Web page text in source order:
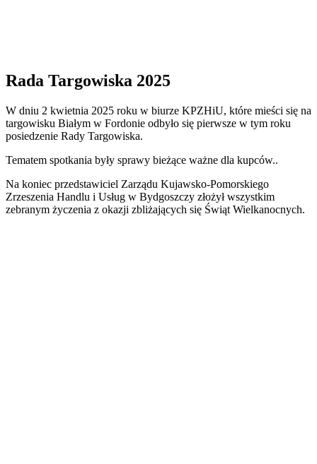
Rada Targowiska 2025
W dniu 2 kwietnia 2025 roku w biurze KPZHiU, które mieści się na
targowisku Białym w Fordonie odbyło się pierwsze w tym roku
posiedzenie Rady Targowiska.
Tematem spotkania były sprawy bieżące ważne dla kupców..
Na koniec przedstawiciel Zarządu Kujawsko-Pomorskiego
Zrzeszenia Handlu i Usług w Bydgoszczy złożył wszystkim
zebranym życzenia z okazji zbliżających się Świąt Wielkanocnych.